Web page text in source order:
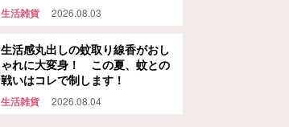
生活雑貨 2026.08.03
生活感丸出しの蚊取り線香がおし
ゃれに大変身！ この夏、蚊との
戦いはコレで制します！
生活雑貨 2026.08.04